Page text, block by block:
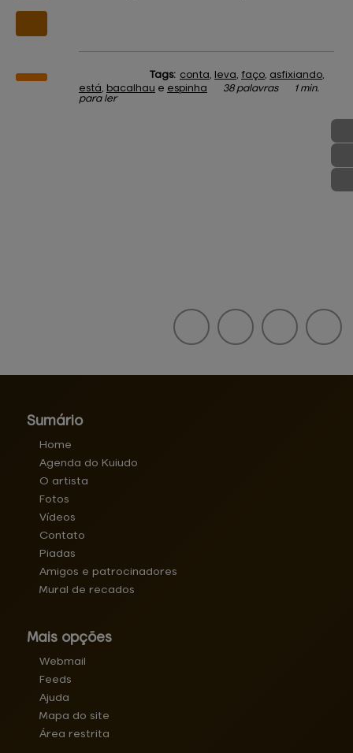
Tags: conta, leva, faço, asfixiando,
está, bacalhau e espinha 38 palavras
1 min.
para ler
Sumário
Home
Agenda do Kuiudo
O artista
Fotos
Vídeos
Contato
Piadas
Amigos e patrocinadores
Mural de recados
Mais opções
Webmail
Feeds
Ajuda
Mapa do site
Área restrita